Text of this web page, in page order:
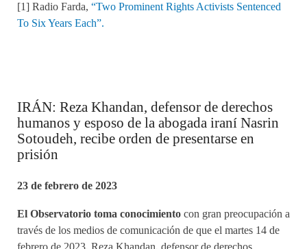
[1] Radio Farda, “Two Prominent Rights Activists Sentenced
To Six Years Each”.
IRÁN: Reza Khandan, defensor de derechos
humanos y esposo de la abogada iraní Nasrin
Sotoudeh, recibe orden de presentarse en
prisión
23 de febrero de 2023
El Observatorio toma conocimiento con gran preocupación a
través de los medios de comunicación de que el martes 14 de